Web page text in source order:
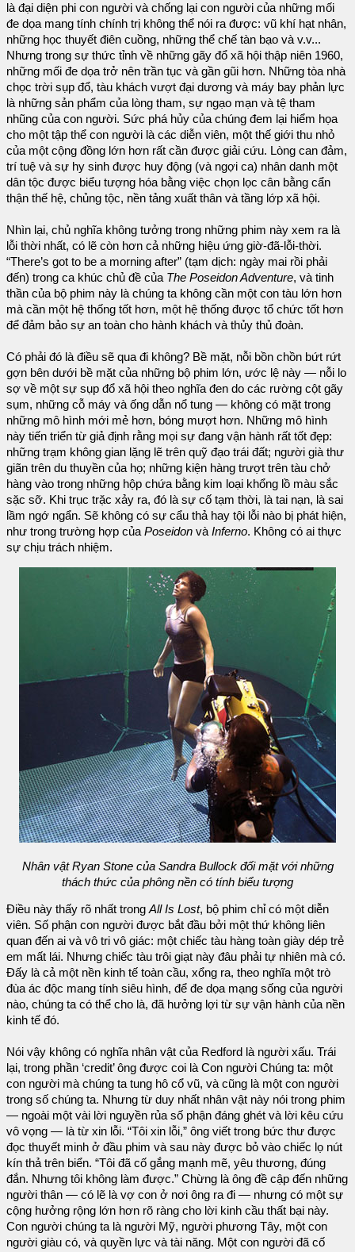
là đại diện phi con người và chống lại con người của những mối
đe dọa mang tính chính trị không thể nói ra được: vũ khí hạt nhân,
những học thuyết điên cuồng, những thể chế tàn bạo và v.v...
Nhưng trong sự thức tỉnh về những gãy đổ xã hội thập niên 1960,
những mối đe dọa trở nên trần tục và gần gũi hơn. Những tòa nhà
chọc trời sụp đổ, tàu khách vượt đại dương và máy bay phản lực
là những sản phẩm của lòng tham, sự ngạo mạn và tệ tham
nhũng của con người. Sức phá hủy của chúng đem lại hiểm họa
cho một tập thể con người là các diễn viên, một thế giới thu nhỏ
của một cộng đồng lớn hơn rất cần được giải cứu. Lòng can đảm,
trí tuệ và sự hy sinh được huy động (và ngợi ca) nhân danh một
dân tộc được biểu tượng hóa bằng việc chọn lọc cân bằng cẩn
thận thế hệ, chủng tộc, nền tảng xuất thân và tầng lớp xã hội.
Nhìn lại, chủ nghĩa không tưởng trong những phim này xem ra là
lỗi thời nhất, có lẽ còn hơn cả những hiệu ứng giờ-đã-lỗi-thời.
“There’s got to be a morning after” (tạm dịch: ngày mai rồi phải
đến) trong ca khúc chủ đề của The Poseidon Adventure, và tinh
thần của bộ phim này là chúng ta không cần một con tàu lớn hơn
mà cần một hệ thống tốt hơn, một hệ thống được tổ chức tốt hơn
để đảm bảo sự an toàn cho hành khách và thủy thủ đoàn.
Có phải đó là điều sẽ qua đi không? Bề mặt, nỗi bồn chồn bứt rứt
gợn bên dưới bề mặt của những bộ phim lớn, ước lệ này — nỗi lo
sợ về một sự sụp đổ xã hội theo nghĩa đen do các rường cột gãy
sụm, những cỗ máy và ống dẫn nổ tung — không có mặt trong
những mô hình mới mẻ hơn, bóng mượt hơn. Những mô hình
này tiến triển từ giả định rằng mọi sự đang vận hành rất tốt đẹp:
những trạm không gian lặng lẽ trên quỹ đạo trái đất; người già thư
giãn trên du thuyền của họ; những kiện hàng trượt trên tàu chở
hàng vào trong những hộp chứa bằng kim loại khổng lồ màu sắc
sặc sỡ. Khi trục trặc xảy ra, đó là sự cố tạm thời, là tai nạn, là sai
lầm ngớ ngẩn. Sẽ không có sự cẩu thả hay tội lỗi nào bị phát hiện,
như trong trường hợp củaPoseidon vàInferno. Không có ai thực
sự chịu trách nhiệm.
Nhân vật Ryan Stone của Sandra Bullock đối mặt với những
thách thức của phông nền có tính biểu tượng
Điều này thấy rõ nhất trongAll Is Lost, bộ phim chỉ có một diễn
viên. Số phận con người được bắt đầu bởi một thứ không liên
quan đến ai và vô tri vô giác: một chiếc tàu hàng toàn giày dép trẻ
em mất lái. Nhưng chiếc tàu trôi giạt này đâu phải tự nhiên mà có.
Đấy là cả một nền kinh tế toàn cầu, xổng ra, theo nghĩa một trò
đùa ác độc mang tính siêu hình, để đe dọa mạng sống của người
nào, chúng ta có thể cho là, đã hưởng lợi từ sự vận hành của nền
kinh tế đó.
Nói vậy không có nghĩa nhân vật của Redford là người xấu. Trái
lại, trong phần ‘credit’ ông được coi là Con người Chúng ta: một
con người mà chúng ta tung hô cổ vũ, và cũng là một con người
trong số chúng ta. Nhưng từ duy nhất nhân vật này nói trong phim
— ngoài một vài lời nguyền rủa số phận đáng ghét và lời kêu cứu
vô vọng — là từ xin lỗi. “Tôi xin lỗi,” ông viết trong bức thư được
đọc thuyết minh ở đầu phim và sau này được bỏ vào chiếc lọ nút
kín thả trên biển. “Tôi đã cố gắng mạnh mẽ, yêu thương, đúng
đắn. Nhưng tôi không làm được.” Chừng là ông đề cập đến những
người thân — có lẽ là vợ con ở nơi ông ra đi — nhưng có một sự
cộng hưởng rộng lớn hơn rõ ràng cho lời kinh cầu thất bại này.
Con người chúng ta là người Mỹ, người phương Tây, một con
người giàu có, và quyền lực và tài năng. Một con người đã cố